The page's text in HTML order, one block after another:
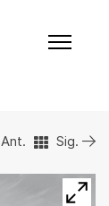
Ant. Sig.